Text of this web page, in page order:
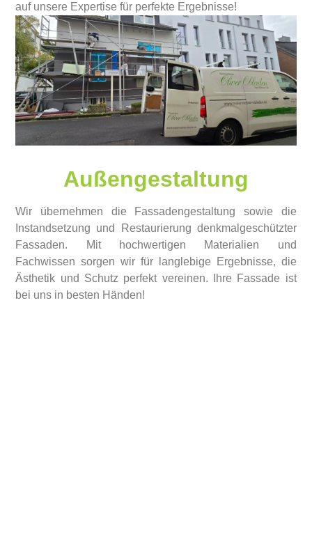
auf unsere Expertise für perfekte Ergebnisse!
Außen­gestaltung
Wir übernehmen die Fassadengestaltung sowie die
Instandsetzung und Restaurierung denkmalgeschützter
Fassaden. Mit hochwertigen Materialien und
Fachwissen sorgen wir für langlebige Ergebnisse, die
Ästhetik und Schutz perfekt vereinen. Ihre Fassade ist
bei uns in besten Händen!